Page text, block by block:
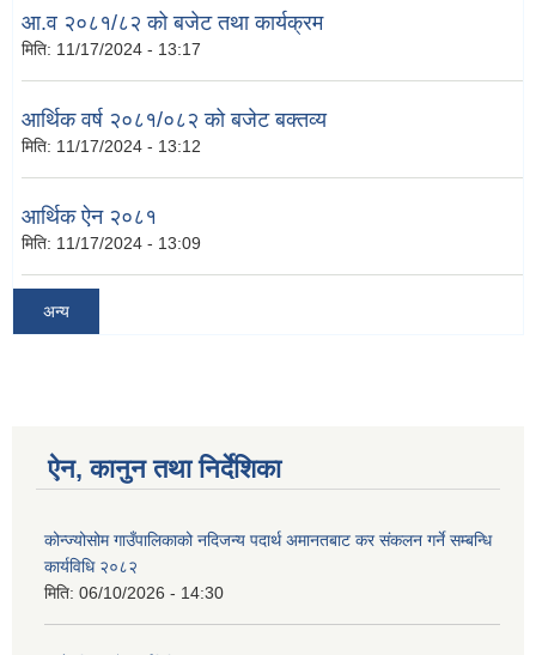
आ.व २०८१/८२ को बजेट तथा कार्यक्रम
मिति: 11/17/2024 - 13:17
आर्थिक वर्ष २०८१/०८२ को बजेट बक्तव्य
मिति: 11/17/2024 - 13:12
आर्थिक ऐन २०८१
मिति: 11/17/2024 - 13:09
अन्य
ऐन, कानुन तथा निर्देशिका
कोन्ज्योसोम गाउँपालिकाको नदिजन्य पदार्थ अमानतबाट कर संकलन गर्ने सम्बन्धि
कार्यविधि २०८२
मिति: 06/10/2026 - 14:30